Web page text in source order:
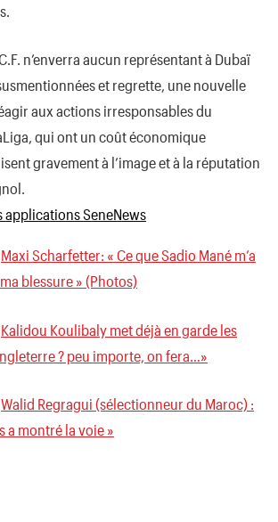
n’enverra aucun représentant à Dubaï
et regrette, une nouvelle
aux actions irresponsables du
qui ont un coût économique
gravement à l’image et à la réputation
Maxi Scharfetter: « Ce que Sadio Mané m’a
blessure » (Photos)
Kalidou Koulibaly met déjà en garde les
? peu importe, on fera…»
Walid Regragui (sélectionneur du Maroc) :
a montré la voie »